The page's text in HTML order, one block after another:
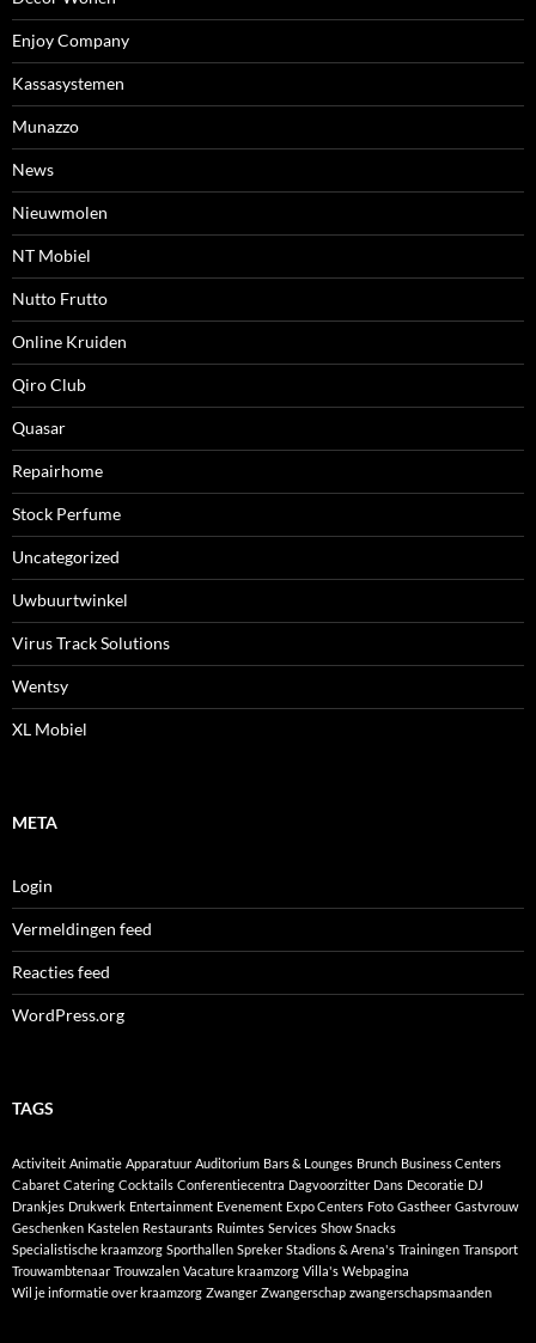
Enjoy Company
Kassasystemen
Munazzo
News
Nieuwmolen
NT Mobiel
Nutto Frutto
Online Kruiden
Qiro Club
Quasar
Repairhome
Stock Perfume
Uncategorized
Uwbuurtwinkel
Virus Track Solutions
Wentsy
XL Mobiel
META
Login
Vermeldingen feed
Reacties feed
WordPress.org
TAGS
Activiteit Animatie Apparatuur Auditorium Bars & Lounges Brunch Business Centers
Cabaret Catering Cocktails Conferentiecentra Dagvoorzitter Dans Decoratie DJ
Drankjes Drukwerk Entertainment Evenement Expo Centers Foto Gastheer Gastvrouw
Geschenken Kastelen Restaurants Ruimtes Services Show Snacks
Specialistische kraamzorg Sporthallen Spreker Stadions & Arena's Trainingen Transport
Trouwambtenaar Trouwzalen Vacature kraamzorg Villa's Webpagina
Wil je informatie over kraamzorg Zwanger Zwangerschap zwangerschapsmaanden